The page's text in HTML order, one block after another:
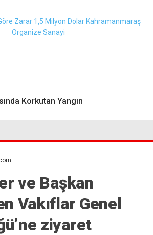
Korkutan Yangın
ve Başkan
Vakıflar Genel
ziyaret